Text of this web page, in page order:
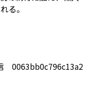
る。
0063bb0c796c13a2